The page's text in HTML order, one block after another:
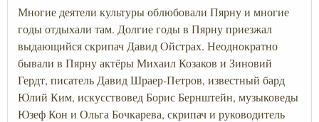
Многие деятели культуры облюбовали Пярну и многие
годы отдыхали там. Долгие годы в Пярну приезжал
выдающийся скрипач Давид Ойстрах. Неоднократно
бывали в Пярну актёры Михаил Козаков и Зиновий
Гердт, писатель Давид Шраер-Петров, известный бард
Юлий Ким, искусствовед Борис Бернштейн, музыковеды
Юзеф Кон и Ольга Бочкарева, скрипач и руководитель